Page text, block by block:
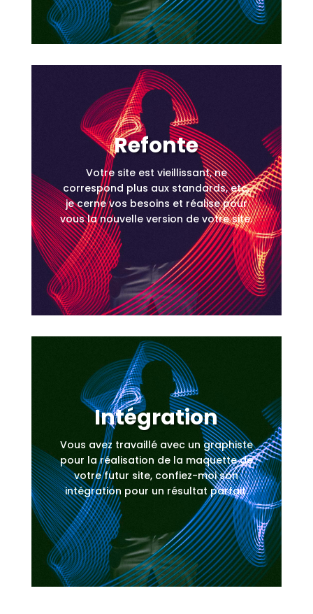
Refonte
Votre site est vieillissant, ne
correspond plus aux standards, etc,
je cerne vos besoins et réalise pour
vous la nouvelle version de votre site.
Intégration
Vous avez travaillé avec un graphiste
pour la réalisation de la maquette de
votre futur site, confiez-moi son
intégration pour un résultat parfait.